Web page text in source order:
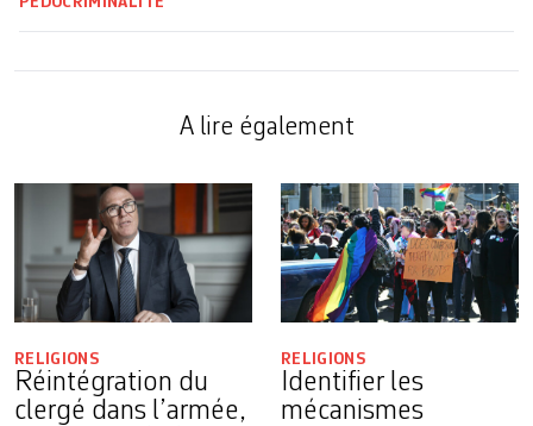
A lire également
RELIGIONS
Réintégration du
clergé dans l’armée,
RELIGIONS
Identifier les
mécanismes